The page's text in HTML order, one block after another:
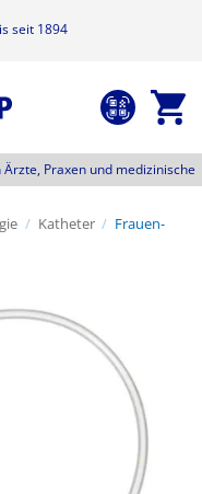
seit 1894
Praxen und medizinische
/ Katheter / Frauen-